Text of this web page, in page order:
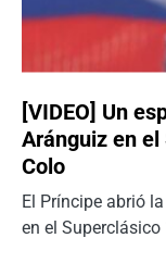
[VIDEO] Un
Aránguiz en
Colo
El Príncipe abrió
en el Superclásico